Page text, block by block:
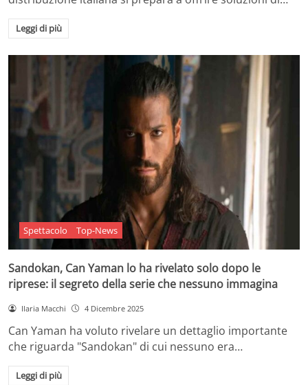
Leggi di più
Spettacolo Top-News
Sandokan, Can Yaman lo ha rivelato solo dopo le
riprese: il segreto della serie che nessuno immagina
Ilaria Macchi 4 Dicembre 2025
Can Yaman ha voluto rivelare un dettaglio importante
che riguarda "Sandokan" di cui nessuno era…
Leggi di più